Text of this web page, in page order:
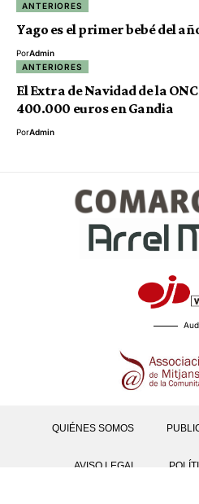
ANTERIORES
Yago es el primer bebé del
PorAdmin
ANTERIORES
El Extra de Navidad de la
400.000 euros en Gandia
PorAdmin
QUIÉNES SOMOS
AVISO LEGAL